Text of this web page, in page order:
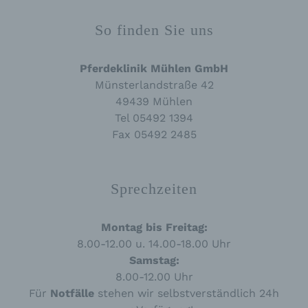
So finden Sie uns
Pferdeklinik Mühlen GmbH
Münsterlandstraße 42
49439 Mühlen
Tel 05492 1394
Fax 05492 2485
Sprechzeiten
Montag bis Freitag:
8.00-12.00 u. 14.00-18.00 Uhr
Samstag:
8.00-12.00 Uhr
Für Notfälle stehen wir selbstverständlich 24h
einzuschränken.
Verarbeitung personenbezogener Daten, die
darin besteht, dass diese personenbezogenen
insbesondere, um Aspekte bezüglich
Arbeitsleistung, wirtschaftlicher Lage,
Zuverlässigkeit, Verhalten, Aufenthaltsort oder
Ortswechsel dieser natürlichen Person zu
analysieren oder vorherzusagen.
f) Pseudonymisierung